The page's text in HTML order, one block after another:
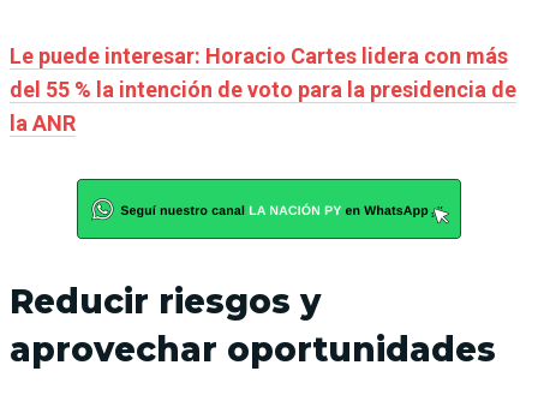
Le puede interesar: Horacio Cartes lidera con más
del 55 % la intención de voto para la presidencia de
la ANR
Reducir riesgos y
aprovechar oportunidades